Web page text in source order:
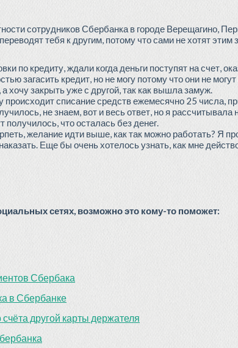
сотрудников Сбербанка в городе Верещагино,
тебя к другим, потому что сами не хотят этим
по кредиту, ждали когда деньги поступят на счет,
загасить кредит, но не могу потому что они не
хочу закрыть уже с другой, так как вышла замуж.
списание средств ежемесячно 25 числа,
не знаем, вот и весь ответ, но я рассчитывала
получилось, что осталась без денег.
желание идти выше, как так можно работать? Я
Еще бы очень хотелось узнать, как мне
сетях, возможно это кому-то поможет:
Сбербака
в Сбербанке
другой карты держателя